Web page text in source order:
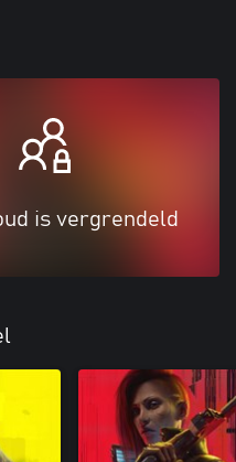
is vergrendeld